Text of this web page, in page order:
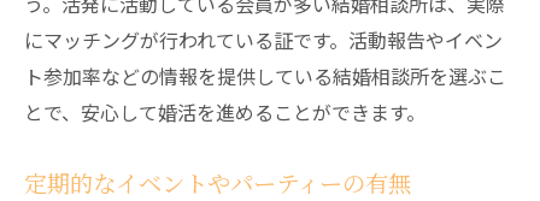
にマッチングが行われている証です。活動報告やイベン
ト参加率などの情報を提供している結婚相談所を選ぶこ
とで、安心して婚活を進めることができます。
定期的なイベントやパーティーの有無